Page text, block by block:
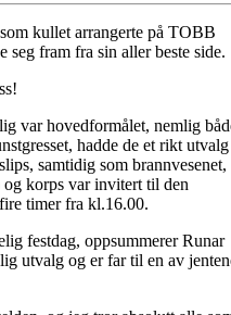
kullet arrangerte på TOBB
seg fram fra sin aller beste side.
var hovedformålet, nemlig
hadde de et rikt
samtidig som brannvesenet,
korps var invitert til den
timer fra kl.16.00.
festdag, oppsummerer Runar
utvalg og er far til en av